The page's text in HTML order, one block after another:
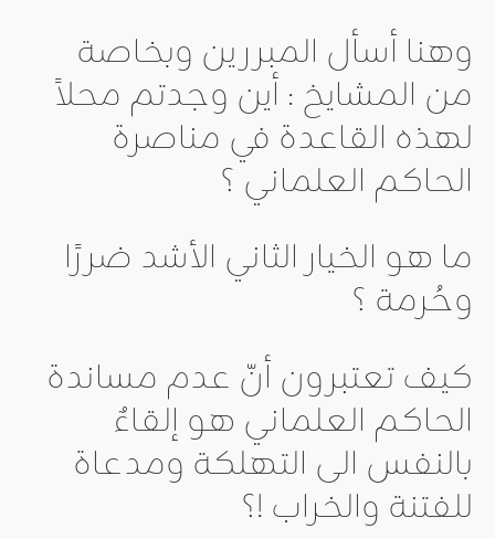
وهنا أسأل المبررين وبخاصة
من المشايخ : أين وجدتم محلاً
لهذه القاعدة في مناصرة
الحاكم العلماني ؟
ما هو الخيار الثاني الأشد ضررًا
وحُرمة ؟
كيف تعتبرون أنّ عدم مساندة
الحاكم العلماني هو إلقاءٌ
بالنفس الى التهلكة ومدعاة
للفتنة والخراب !؟